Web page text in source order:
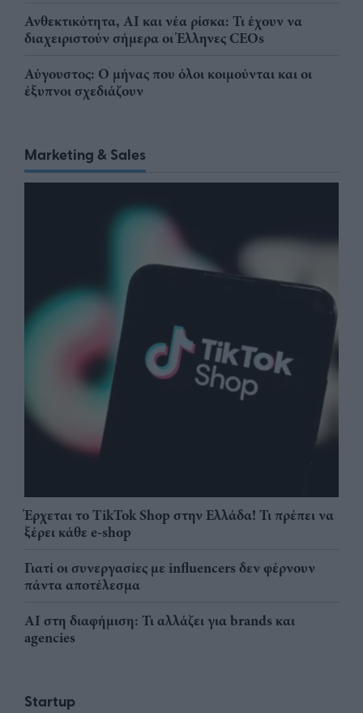
Ανθεκτικότητα, AI και νέα ρίσκα: Τι έχουν να
διαχειριστούν σήμερα οι Έλληνες CEOs
Αύγουστος: Ο μήνας που όλοι κοιμούνται και οι
έξυπνοι σχεδιάζουν
Marketing & Sales
Έρχεται το TikTok Shop στην Ελλάδα! Τι πρέπει να
ξέρει κάθε e-shop
Γιατί οι συνεργασίες με influencers δεν φέρνουν
πάντα αποτέλεσμα
AI στη διαφήμιση: Τι αλλάζει για brands και
agencies
Startup